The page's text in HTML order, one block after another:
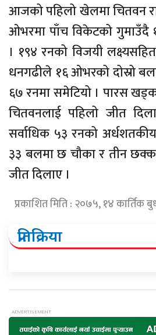
आजको पहिलो खेलमा चितवन
ओभरमा पाँच विकेटको गुमाउँदै
। १९४ रनको विजयी लक्ष्यसहित
धनगढीले १६ ओभरको दोस्रो
६७ रनमा समेटियो । पारस
चितवनलाई पहिलो जीत
सर्वाधिक ५३ रनको
३३ बलमा छ चौका र तीन छक्का
जीत दिलाए ।
प्रकाशित मिति : २०७५, १४ कार्तिक
प्रतिक्रिया